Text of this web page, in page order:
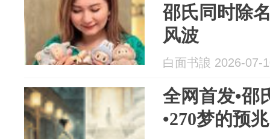
邵氏同时除
风波
白面书誏 2026-07-
全网首发•邵
•270梦的预兆